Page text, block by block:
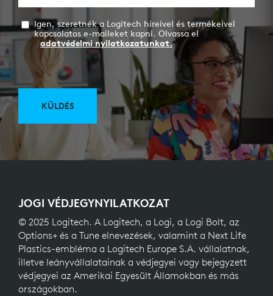
Igen, szeretnék a Logitech híreivel és termékeivel
kapcsolatos e-maileket kapni. Olvassa el
adatvédelmi nyilatkozatunkat.
KÜLDÉS
JOGI VÉDJEGYNYILATKOZAT
© 2025 Logitech. A Logitech, a Logi, a Logi Bolt, az
Options+ és a Tune elnevezések, valamint a Next Life
Plastics-embléma a Logitech Europe S.A. vállalatnak,
illetve leányvállalatainak a védjegyei vagy bejegyzett
védjegyei az Amerikai Egyesült Államokban és más
országokban.